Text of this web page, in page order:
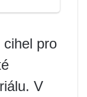
pro
V